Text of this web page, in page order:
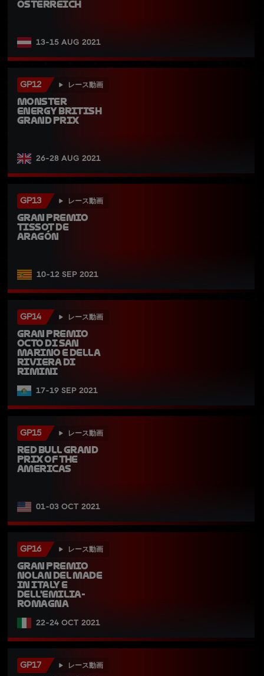
Osterreich
13-15 AUG 2021
GP12 レース動画
Monster
Energy British
Grand Prix
26-28 AUG 2021
GP13 レース動画
Gran Premio
TISSOT de
Aragón
10-12 SEP 2021
GP14 レース動画
Gran Premio
Octo di San
Marino e della
Riviera di
Rimini
17-19 SEP 2021
GP15 レース動画
Red Bull Grand
Prix of The
Americas
01-03 OCT 2021
GP16 レース動画
Gran Premio
Nolan del Made
in Italy e
dell'Emilia-
Romagna
22-24 OCT 2021
GP17 レース動画